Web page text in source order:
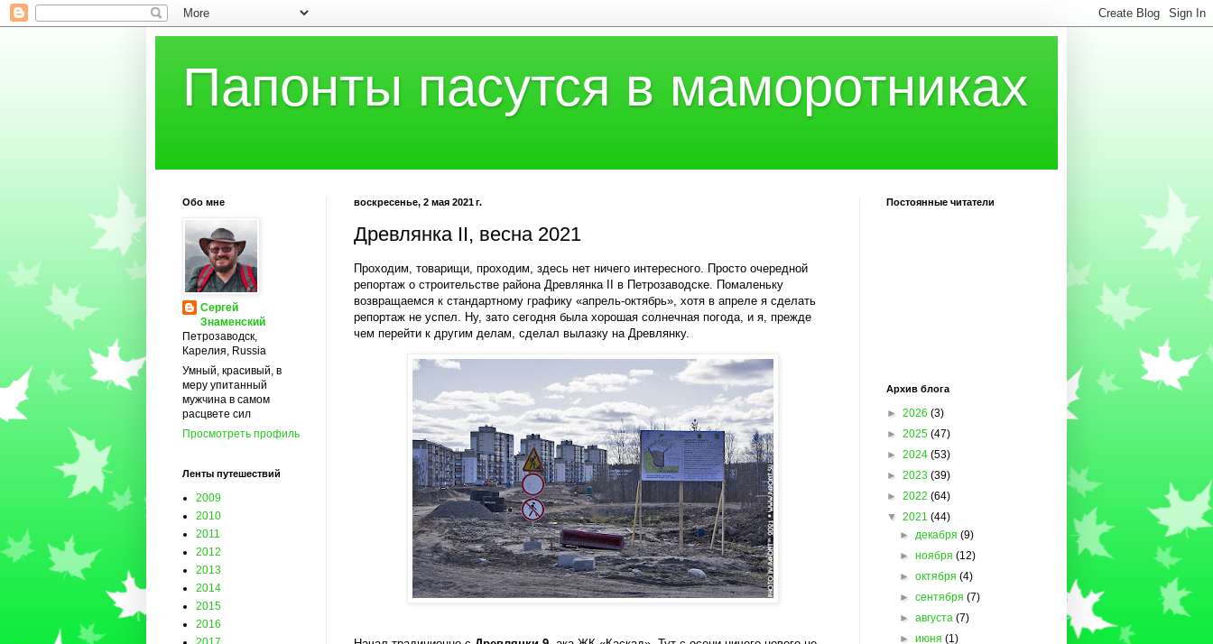
Папонты пасутся в маморотниках
воскресенье, 2 мая 2021 г.
Древлянка II, весна 2021
Проходим, товарищи, проходим, здесь нет ничего интересного. Просто очередной
репортаж о строительстве района Древлянка II в Петрозаводске. Помаленьку
возвращаемся к стандартному графику «апрель-октябрь», хотя в апреле я сделать
репортаж не успел. Ну, зато сегодня была хорошая солнечная погода, и я, прежде
чем перейти к другим делам, сделал вылазку на Древлянку.
Обо мне
Сергей
Знаменский
Петрозаводск,
Карелия, Russia
Умный, красивый, в
меру упитанный
мужчина в самом
расцвете сил
Просмотреть профиль
Ленты путешествий
2009
2010
2011
2012
2013
2014
2015
2016
Постоянные читатели
Архив блога
► 2026 (3)
► 2025 (47)
► 2024 (53)
► 2023 (39)
► 2022 (64)
▼ 2021 (44)
►декабря(9)
►ноября(12)
►октября(4)
►сентября(7)
►августа(7)
►июня(1)